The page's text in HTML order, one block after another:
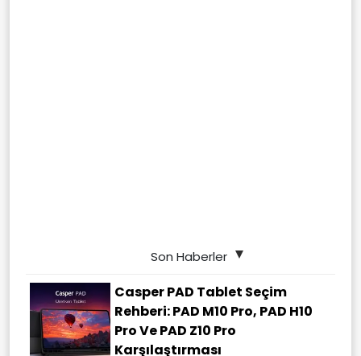
Son Haberler
Casper PAD Tablet Seçim
Rehberi: PAD M10 Pro, PAD H10
Pro Ve PAD Z10 Pro
Karşılaştırması